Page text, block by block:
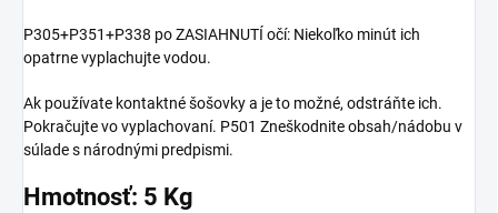
P305+P351+P338 po ZASIAHNUTÍ očí: Niekoľko minút ich
opatrne vyplachujte vodou.
Ak používate kontaktné šošovky a je to možné, odstráňte ich.
Pokračujte vo vyplachovaní. P501 Zneškodnite obsah/nádobu v
súlade s národnými predpismi.
Hmotnosť: 5 Kg